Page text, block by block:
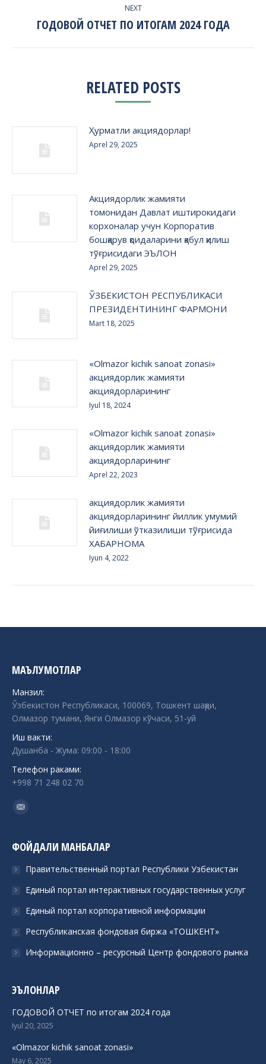
NEXT
Next
ГОДОВОЙ ОТЧЕТ ПО ИТОГАМ 2024 ГОДА
RELATED POSTS
Ҳурматли акциядорлар!
Aprel 29, 2025
Акциядорлик жамияти
томонидан Давлат иштирокидаги
корхоналар учун Корпоратив
бошқарув қоидаларини қабул қилиш
тўғрисидаги ЭЪЛОН
Aprel 29, 2025
ЎЗБЕКИСТОН РЕСПУБЛИКАСИ
ПРЕЗИДЕНТИНИНГ ФАРМОНИ
Mart 18, 2025
«Olmazor kichik sanoat zonasi»
акциядорлик жамияти
акциядорларининг
Iyul 18, 2024
«Olmazor kichik sanoat zonasi»
акциядорлик жамияти
акциядорларининг
Aprel 22, 2023
акциядорлик жамияти
акциядорларининг йиллик умумий
йиғилиши ўтказилиши тўғрисида
ХАБАРНОМА
Iyun 4, 2022
МАЪЛУМОТЛАР
Манзил:
Ўзбекистон Республикаси, 100069, Тошкент шаҳри,
Олмазор тумани, Янги Олмазор кўчаси, 51-уй
Иш вакти:
Душанба - Жума: 09:00 - 18:00
Телефон раками:
+998 71 248 02 70
Find us on:
Mail
ФОЙДАЛИ МАНБАЛАР
Правительственный портал Республики Узбекистан
Единый портал интерактивных государственных услуг
Единый портал корпоративной информации
Республиканская фондовая биржа «ТОШКЕНТ»
Информационно – ресурсный Центр фондового рынка
ЭЪЛОНЛАР
ГОДОВОЙ ОТЧЕТ по итогам 2024 года
Iyul 20, 2025
«Olmazor kichik sanoat zonasi»
May 6, 2025